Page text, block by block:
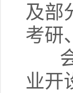
及部
考研
会
业开